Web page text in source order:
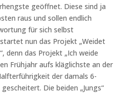
geöffnet. Diese sind ja
raus und sollen endlich
für sich selbst
nun das Projekt „Weidet
denn das Projekt „Ich weide
Frühjahr aufs kläglichste an der
der damals 6-
Die beiden „Jungs“